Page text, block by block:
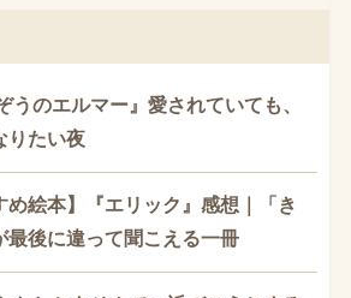
うのエルマー』愛されていても、
りたい夜
め絵本】『エリック』感想｜「き
最後に違って聞こえる一冊